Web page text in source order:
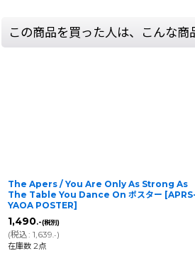
この商品を買った人は、こんな商
The Apers / You Are Only As Strong As
The Table You Dance On ポスター [APRS-
YAOA POSTER]
1,490.-(税別)
(税込: 1,639 .-)
在庫数 2点